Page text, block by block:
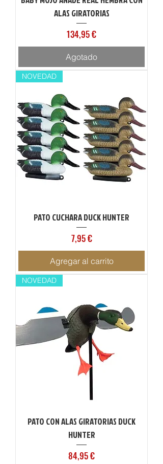
ALAS GIRATORIAS
Precio
134,95 €
Agotado
NOVEDAD
PATO CUCHARA DUCK HUNTER
Precio
7,95 €
Agregar al carrito
NOVEDAD
PATO CON ALAS GIRATORIAS DUCK
HUNTER
Precio
84,95 €